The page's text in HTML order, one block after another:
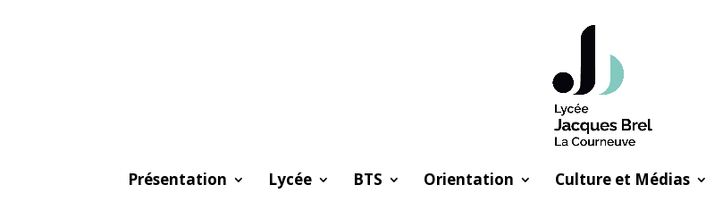
Présentation Lycée BTS Orientation Culture et Médias